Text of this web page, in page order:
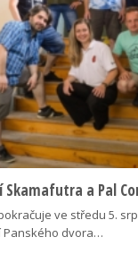
Skamafutra a Pal
ve středu 5.
Panského dvora…